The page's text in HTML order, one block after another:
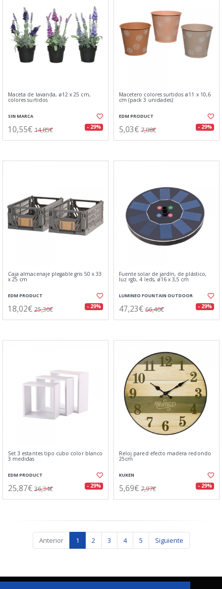
Maceta de lavanda, ø12 x 25 cm,
colores surtidos
SIN MARCA
10,55€ 14,85€ - 29%
Macetero colores surtidos ø11 x 10,6
cm (pack 3 unidades)
EDM PRODUCT
5,03€ 7,08€ - 29%
Caja almacenaje plegable gris 50 x 33
x 25 cm
EDM PRODUCT
18,02€ 25,36€ - 29%
Fuente solar de jardín, de plástico,
luz rgb, 4 leds, ø16 x 3,5 cm
LUMINEO FOUNTAIN OUTDOOR
47,23€ 66,46€ - 29%
Set 3 estantes tipo cubo color blanco
3 medidas
EDM PRODUCT
25,87€ 36,34€ - 29%
Reloj pared efecto madera redondo
25cm
KUKEN
5,69€ 7,97€ - 29%
Anterior 1 2 3 4 5 Siguiente